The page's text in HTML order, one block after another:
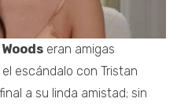
eran amigas
escándalo con Tristan
a su linda amistad; sin